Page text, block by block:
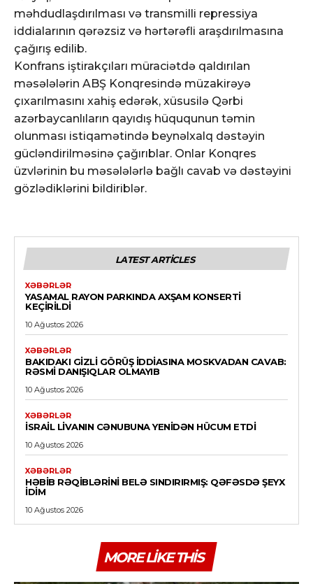
məhdudlaşdırılması və transmilli repressiya
iddialarının qərəzsiz və hərtərəfli araşdırılmasına
çağırış edilib.
Konfrans iştirakçıları müraciətdə qaldırılan
məsələlərin ABŞ Konqresində müzakirəyə
çıxarılmasını xahiş edərək, xüsusilə Qərbi
azərbaycanlıların qayıdış hüququnun təmin
olunması istiqamətində beynəlxalq dəstəyin
gücləndirilməsinə çağırıblar. Onlar Konqres
üzvlərinin bu məsələlərlə bağlı cavab və dəstəyini
gözlədiklərini bildiriblər.
LATEST ARTICLES
XƏBƏRLƏR
YASAMAL RAYON PARKINDA AXŞAM KONSERTI
KEÇIRILDI
10 Ağustos 2026
XƏBƏRLƏR
BAKIDAKI GIZLI GÖRÜŞ IDDIASINA MOSKVADAN CAVAB:
RƏSMI DANIŞIQLAR OLMAYIB
10 Ağustos 2026
XƏBƏRLƏR
İSRAIL LIVANIN CƏNUBUNA YENIDƏN HÜCUM ETDI
10 Ağustos 2026
XƏBƏRLƏR
HƏBIB RƏQIBLƏRINI BELƏ SINDIRIRMIŞ: QƏFƏSDƏ ŞEYX
IDIM
10 Ağustos 2026
MORE LIKE THIS